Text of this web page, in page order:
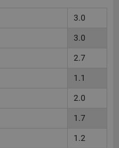
3.0
3.0
2.7
1.1
2.0
1.7
1.2